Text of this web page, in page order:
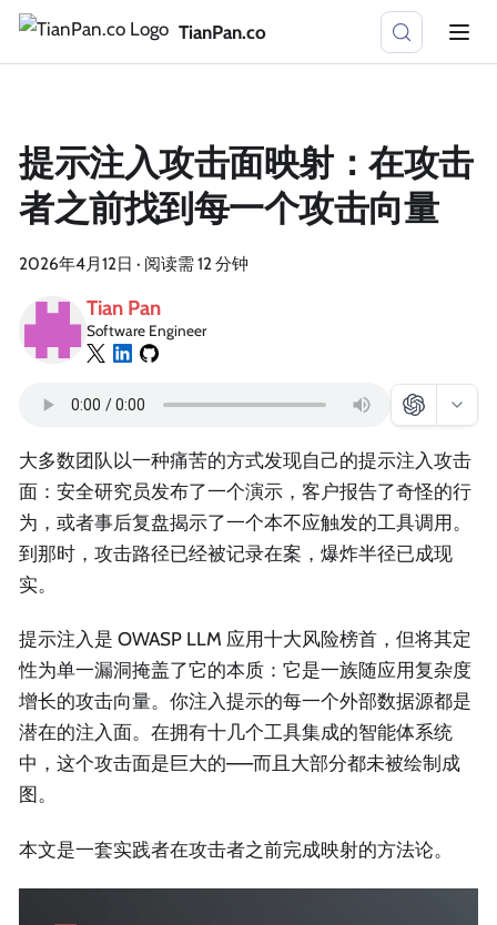
TianPan.co
提示注入攻击面映射：在攻击
者之前找到每一个攻击向量
2026年4月12日 · 阅读需 12 分钟
Tian Pan
Software Engineer
大多数团队以一种痛苦的方式发现自己的提示注入攻击
面：安全研究员发布了一个演示，客户报告了奇怪的行
为，或者事后复盘揭示了一个本不应触发的工具调用。
到那时，攻击路径已经被记录在案，爆炸半径已成现
实。
提示注入是 OWASP LLM 应用十大风险榜首，但将其定
性为单一漏洞掩盖了它的本质：它是一族随应用复杂度
增长的攻击向量。你注入提示的每一个外部数据源都是
潜在的注入面。在拥有十几个工具集成的智能体系统
中，这个攻击面是巨大的——而且大部分都未被绘制成
图。
本文是一套实践者在攻击者之前完成映射的方法论。